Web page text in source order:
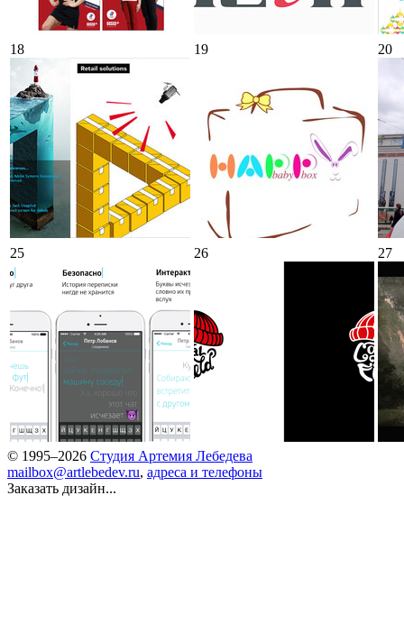
18 19 20
25 26 27
© 1995–2026 Студия Артемия Лебедева
mailbox@artlebedev.ru, адреса и телефоны
Заказать дизайн...